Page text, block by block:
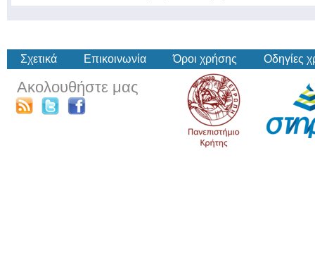
Σχετικά Επικοινωνία Όροι χρήσης Οδηγίες
Ακολουθήστε μας